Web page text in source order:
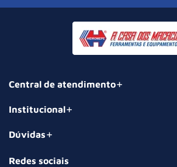
Central de atendimento
Institucional
Dúvidas
Redes sociais